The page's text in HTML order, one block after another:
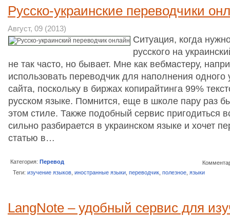
Русско-украинские переводчики
Август, 09 (2013)
Ситуация, когда
русского на
не так часто, но бывает. Мне как вебмастеру,
использовать переводчик для наполнения одного
сайта, поскольку в биржах копирайтинга 99%
русском языке. Помнится, еще в школе пару раз
этом стиле. Также подобный сервис пригодиться
сильно разбирается в украинском языке и хочет
статью в…
Категория: Перевод
Теги: изучение языков иностранные языки переводчик полезное языки
LangNote – удобный сервис для